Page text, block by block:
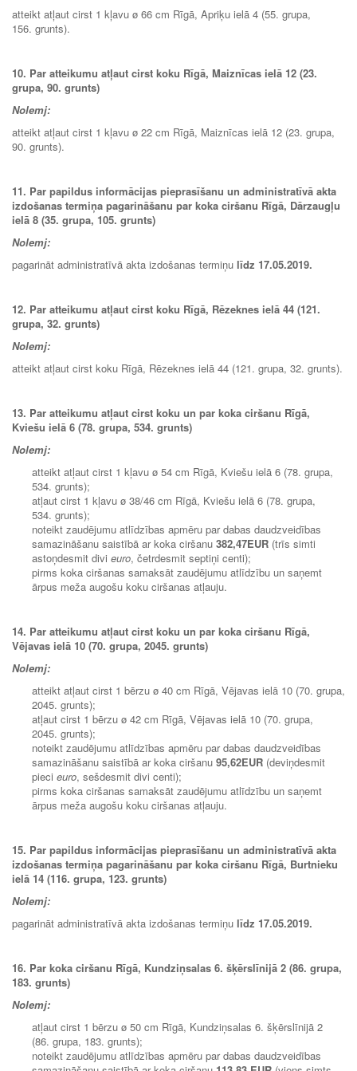
atteikt atļaut cirst 1 kļavu ø 66 cm Rīgā, Apriķu ielā 4 (55. grupa,
156. grunts).
10. Par atteikumu atļaut cirst koku Rīgā, Maiznīcas ielā 12 (23.
grupa, 90. grunts)
Nolemj:
atteikt atļaut cirst 1 kļavu ø 22 cm Rīgā, Maiznīcas ielā 12 (23. grupa,
90. grunts).
11. Par papildus informācijas pieprasīšanu un administratīvā akta
izdošanas termiņa pagarināšanu par koka ciršanu Rīgā, Dārzaugļu
ielā 8 (35. grupa, 105. grunts)
Nolemj:
pagarināt administratīvā akta izdošanas termiņu līdz 17.05.2019.
12. Par atteikumu atļaut cirst koku Rīgā, Rēzeknes ielā 44 (121.
grupa, 32. grunts)
Nolemj:
atteikt atļaut cirst koku Rīgā, Rēzeknes ielā 44 (121. grupa, 32. grunts).
13. Par atteikumu atļaut cirst koku un par koka ciršanu Rīgā,
Kviešu ielā 6 (78. grupa, 534. grunts)
Nolemj:
atteikt atļaut cirst 1 kļavu ø 54 cm Rīgā, Kviešu ielā 6 (78. grupa,
534. grunts);
atļaut cirst 1 kļavu ø 38/46 cm Rīgā, Kviešu ielā 6 (78. grupa,
534. grunts);
noteikt zaudējumu atlīdzības apmēru par dabas daudzveidības
samazināšanu saistībā ar koka ciršanu 382,47EUR (trīs simti
astoņdesmit divi euro, četrdesmit septiņi centi);
pirms koka ciršanas samaksāt zaudējumu atlīdzību un saņemt
ārpus meža augošu koku ciršanas atļauju.
14. Par atteikumu atļaut cirst koku un par koka ciršanu Rīgā,
Vējavas ielā 10 (70. grupa, 2045. grunts)
Nolemj:
atteikt atļaut cirst 1 bērzu ø 40 cm Rīgā, Vējavas ielā 10 (70. grupa,
2045. grunts);
atļaut cirst 1 bērzu ø 42 cm Rīgā, Vējavas ielā 10 (70. grupa,
2045. grunts);
noteikt zaudējumu atlīdzības apmēru par dabas daudzveidības
samazināšanu saistībā ar koka ciršanu 95,62EUR (deviņdesmit
pieci euro, sešdesmit divi centi);
pirms koka ciršanas samaksāt zaudējumu atlīdzību un saņemt
ārpus meža augošu koku ciršanas atļauju.
15. Par papildus informācijas pieprasīšanu un administratīvā akta
izdošanas termiņa pagarināšanu par koka ciršanu Rīgā, Burtnieku
ielā 14 (116. grupa, 123. grunts)
Nolemj:
pagarināt administratīvā akta izdošanas termiņu līdz 17.05.2019.
16. Par koka ciršanu Rīgā, Kundziņsalas 6. šķērslīnijā 2 (86. grupa,
183. grunts)
Nolemj:
atļaut cirst 1 bērzu ø 50 cm Rīgā, Kundziņsalas 6. šķērslīnijā 2
(86. grupa, 183. grunts);
noteikt zaudējumu atlīdzības apmēru par dabas daudzveidības